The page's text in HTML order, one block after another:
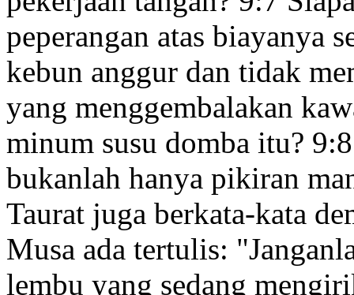
peperangan atas biayanya
kebun anggur dan tidak
yang menggembalakan
minum susu domba itu? 9:8
bukanlah hanya pikiran
Taurat juga berkata-kata
Musa ada tertulis:
lembu yang sedang